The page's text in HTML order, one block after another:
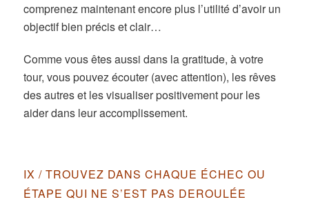
comprenez maintenant encore plus l’utilité d’avoir un
objectif bien précis et clair…
Comme vous êtes aussi dans la gratitude, à votre
tour, vous pouvez écouter (avec attention), les rêves
des autres et les visualiser positivement pour les
aider dans leur accomplissement.
IX / TROUVEZ DANS CHAQUE ÉCHEC OU
ÉTAPE QUI NE S’EST PAS DEROULÉE